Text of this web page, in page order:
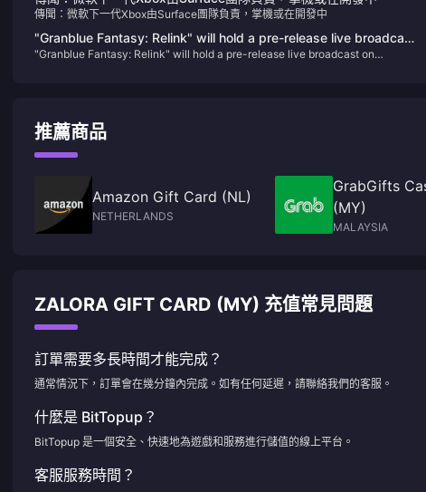
傳聞：微軟下一代Xbox由Surface團隊負責，掌機或在開發中
"Granblue Fantasy: Relink" will hold a pre-release live broadcast
on January 11
"Granblue Fantasy: Relink" will hold a pre-release live broadcast on
推薦商品
Amazon Gift Card (NL)
NETHERLANDS
GrabGifts
(MY)
MALAYSIA
ZALORA GIFT CARD (MY) 充值常見問題
訂單需要多長時間才能完成？
通常情況下，訂單會在幾分鐘內完成。如有任何延遲，請聯絡我們的客服。
什麼是 BitTopup？
BitTopup 是一個安全、快速地為遊戲和服務進行儲值的線上平台。
客服服務時間？